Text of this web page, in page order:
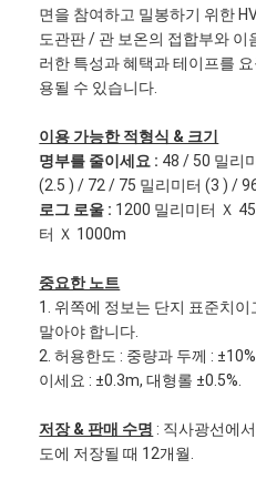
집
회사 소개
면을 참여하고 밀봉하기 위한
도관판 / 관 보온의 접합부와 이
러한 특성과 혜택과 테이프를
용될 수 있습니다.
이용 가능한 적형식 & 크기
명부를 줄이세요 : 48 / 50 밀리
(2.5 ) / 72 / 75 밀리미터 (3 ) /
로그 로울 : 1200 밀리미터 Ｘ
터 Ｘ 1000m
중요한 노트
1. 위쪽에 정보는 단지 표준치
말아야 합니다.
2. 허용한도 : 중량과 두께 :
이세요 : ±0.3m, 대형롤 ±0.5%.
저장 & 판매 수명 : 직사광선에
도에 저장될 때 12개월.